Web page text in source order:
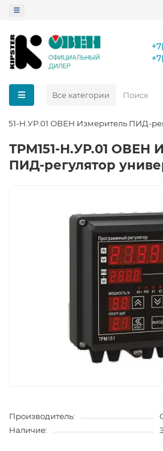
Все категории
Н.УР.01 ОВЕН Измеритель ПИД-
ТРМ151-Н.УР.01 ОВЕН
ПИД-регулятор
Производитель:
Наличие: